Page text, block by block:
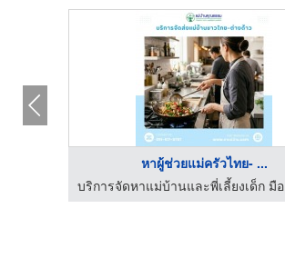
หาผู้ช่วยแม่ครัวไทย- ...